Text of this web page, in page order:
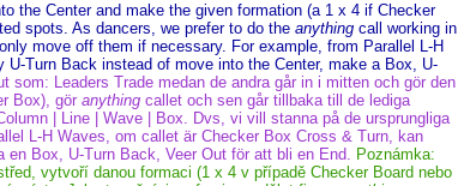
the Center and make the given formation (a 1 x 4 if Checker
spots. As dancers, we prefer to do the anything call working in
move off them if necessary. For example, from Parallel L-H
Turn Back instead of move into the Center, make a Box, U-
som: Leaders Trade medan de andra går in i mitten och gör den
Box), gör anything callet och sen går tillbaka till de lediga
| Line | Wave | Box. Dvs, vi vill stanna på de ursprungliga
L-H Waves, om callet är Checker Box Cross & Turn, kan
Box, U-Turn Back, Veer Out för att bli en End. Poznámka:
vytvoří danou formaci (1 x 4 v případě Checker Board nebo